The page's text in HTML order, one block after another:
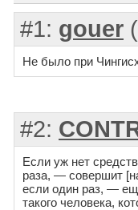
#1: gouer
Не было при
#2:
Если уж нет
раза, — совершит
если один раз, —
такого человека,